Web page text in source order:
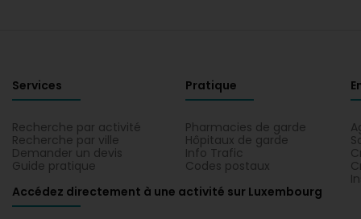
Services
Recherche par activité
Recherche par ville
Demander un devis
Guide pratique
Pratique
Pharmacies de garde
Hôpitaux de garde
Info Trafic
Codes postaux
Accédez directement à une activité sur Luxembourg